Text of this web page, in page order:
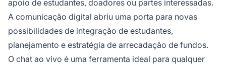
apoio de estudantes, doadores ou partes interessadas.
A comunicação digital abriu uma porta para novas
possibilidades de integração de estudantes,
planejamento e estratégia de arrecadação de fundos.
O chat ao vivo é uma ferramenta ideal para qualquer